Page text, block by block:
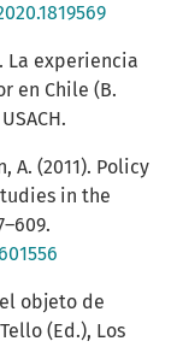
La experiencia
en Chile (B.
A. (2011). Policy
in the
objeto de
(Ed.), Los